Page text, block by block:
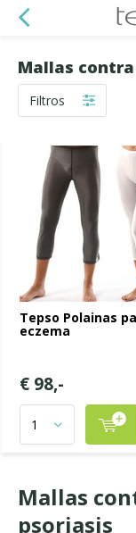
Mallas
Filtros
Tepso Polainas
eczema
€ 98,-
Mallas
psoriasis